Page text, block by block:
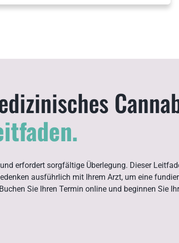
erfordert sorgfältige Überlegung. Dieser
ausführlich mit Ihrem Arzt, um eine
Sie Ihren Termin online und beginnen Sie